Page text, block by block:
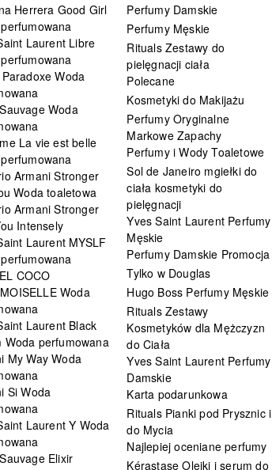
Herrera Good Girl
Laurent Libre
Woda
Woda
La vie est belle
Armani Stronger
Woda toaletowa
Armani Stronger
Intensely
Laurent MYSLF
COCO
Woda
Laurent Black
Woda perfumowana
My Way Woda
Si Woda
Laurent Y Woda
Elixir
Perfumy Damskie
Perfumy Męskie
Rituals Zestawy do
pielęgnacji ciała
Polecane
Kosmetyki do Makijażu
Perfumy Oryginalne
Markowe Zapachy
Perfumy i Wody Toaletowe
Sol de Janeiro mgiełki do
ciała kosmetyki do
pielęgnacji
Yves Saint Laurent Perfumy
Męskie
Perfumy Damskie Promocja
Tylko w Douglas
Hugo Boss Perfumy Męskie
Rituals Zestawy
Kosmetyków dla Mężczyzn
do Ciała
Yves Saint Laurent Perfumy
Damskie
Karta podarunkowa
Rituals Pianki pod Prysznic i
do Mycia
Najlepiej oceniane perfumy
Kérastase Olejki i serum do